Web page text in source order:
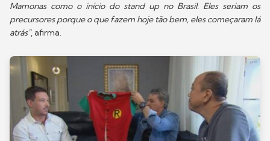
Mamonas como o início do stand up no Brasil. Eles seriam os
precursores porque o que fazem hoje tão bem, eles começaram lá
atrás", afirma.